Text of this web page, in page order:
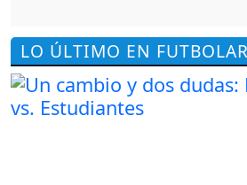
LO ÚLTIMO EN